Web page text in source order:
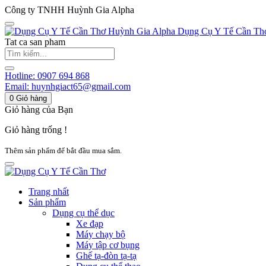
Công ty TNHH Huỳnh Gia Alpha
Huỳnh Gia Alpha Dụng Cụ Y Tế Cần
Tat ca san pham
Hotline: 0907 694 868
Email: huynhgiact65@gmail.com
0 Giỏ hàng
Giỏ hàng của Bạn
Giỏ hàng trống !
Thêm sản phẩm để bắt đầu mua sắm.
Trang nhất
Sản phẩm
Dụng cụ thể dục
Xe đạp
Máy chạy bộ
Máy tập cơ bụng
Ghế tạ-đòn tạ-tạ